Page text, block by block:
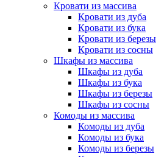
Кровати из массива
Кровати из дуба
Кровати из бука
Кровати из березы
Кровати из сосны
Шкафы из массива
Шкафы из дуба
Шкафы из бука
Шкафы из березы
Шкафы из сосны
Комоды из массива
Комоды из дуба
Комоды из бука
Комоды из березы